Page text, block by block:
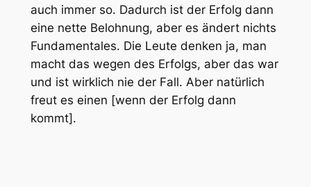
auch immer so. Dadurch ist der Erfolg dann
eine nette Belohnung, aber es ändert nichts
Fundamentales. Die Leute denken ja, man
macht das wegen des Erfolgs, aber das war
und ist wirklich nie der Fall. Aber natürlich
freut es einen [wenn der Erfolg dann
kommt].